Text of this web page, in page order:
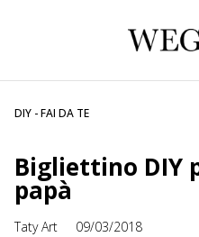
DIY - FAI DA TE
Bigliettino DIY
papà
Taty Art 09/03/2018